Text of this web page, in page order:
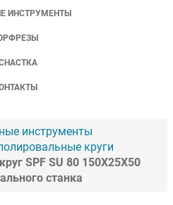
ИНСТРУМЕНТЫ
инструменты
круги
SPF SU 80 150X25X50
станка